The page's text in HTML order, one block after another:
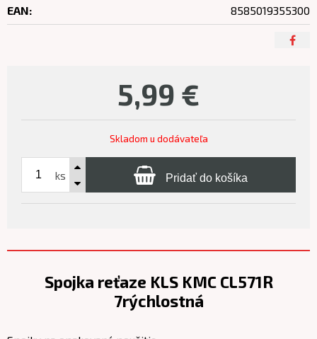
5,99 €
Skladom u dodávateľa
ks Pridať do košíka
EAN: 8585019355300
Spojka reťaze KLS KMC CL571R
7rýchlostná